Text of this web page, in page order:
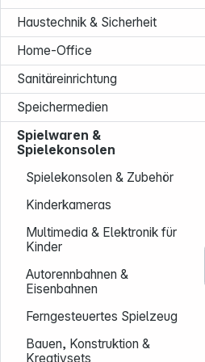
Haustechnik & Sicherheit
Home-Office
Sanitäreinrichtung
Speichermedien
Spielwaren &
Spielekonsolen
Spielekonsolen & Zubehör
Kinderkameras
Multimedia & Elektronik für
Kinder
Autorennbahnen &
Eisenbahnen
Ferngesteuertes Spielzeug
Bauen, Konstruktion &
Kreativsets